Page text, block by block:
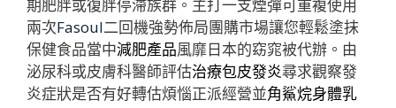
期肥胖或復胖停滯族群。主打一支煙彈可重複使用
兩次Fasoul二回機強勢佈局團購市場讓您輕鬆塗抹
保健食品當中減肥產品風靡日本的窈窕被代辦。由
泌尿科或皮膚科醫師評估治療包皮發炎尋求觀察發
炎症狀是否有好轉估煩惱正派經營並角鯊烷身體乳